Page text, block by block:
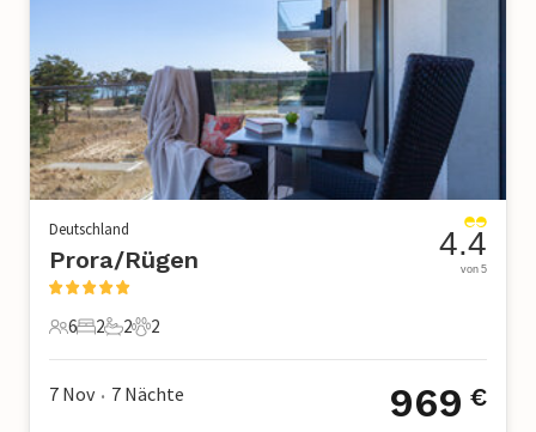
Deutschland
Prora/Rügen
6 Gäste
6
2 Schlafzimmer
2
2 Badezimmer
2
2 Haustiere
2
4.4
von 5
7 Nov • 7 Nächte 969 €